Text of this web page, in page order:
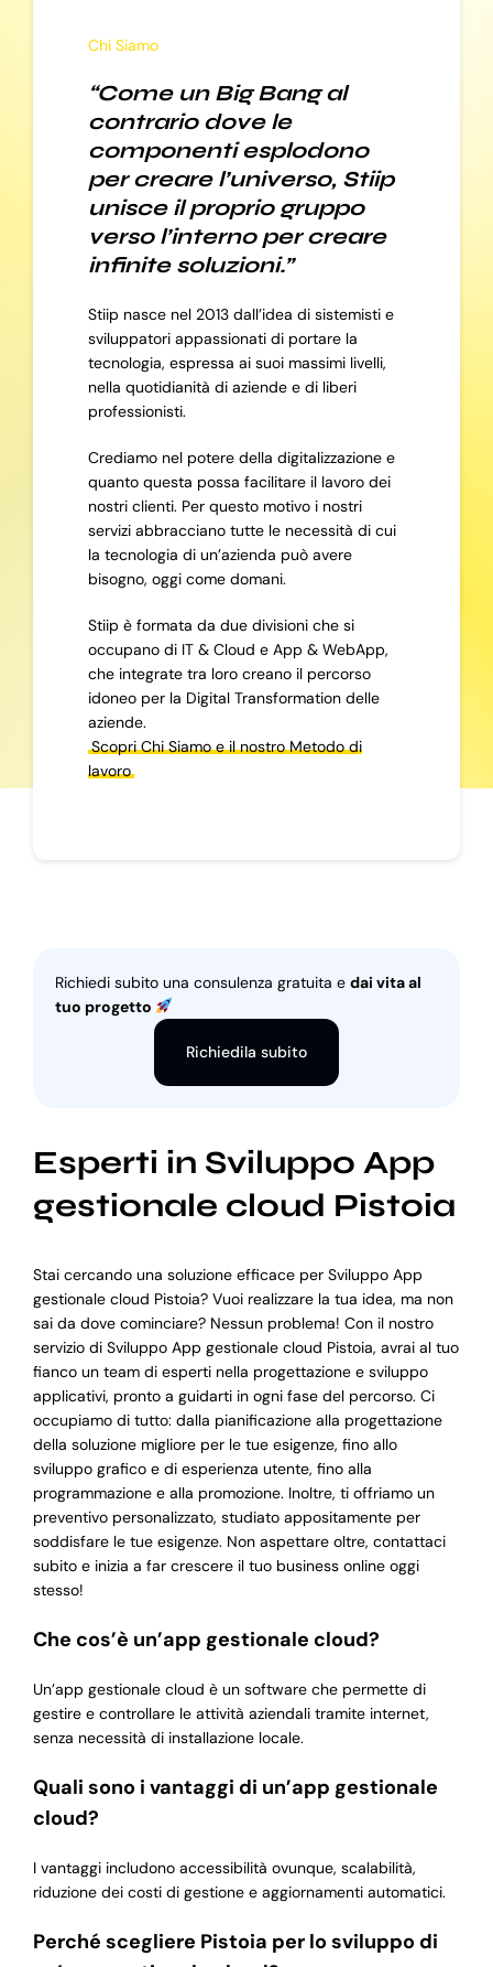
Chi Siamo
“Come un Big Bang al
contrario dove le
componenti esplodono
per creare l’universo, Stiip
unisce il proprio gruppo
verso l’interno per creare
infinite soluzioni.”
Stiip nasce nel 2013 dall’idea di sistemisti e
sviluppatori appassionati di portare la
tecnologia, espressa ai suoi massimi livelli,
nella quotidianità di aziende e di liberi
professionisti.
Crediamo nel potere della digitalizzazione e
quanto questa possa facilitare il lavoro dei
nostri clienti. Per questo motivo i nostri
servizi abbracciano tutte le necessità di cui
la tecnologia di un’azienda può avere
bisogno, oggi come domani.
Stiip è formata da due divisioni che si
occupano di IT & Cloud e App & WebApp,
che integrate tra loro creano il percorso
idoneo per la Digital Transformation delle
aziende.
Scopri Chi Siamo e il nostro Metodo di
lavoro
Richiedi subito una consulenza gratuita e dai vita al
tuo progetto
Richiedila subito
Esperti in Sviluppo App
gestionale cloud Pistoia
Stai cercando una soluzione efficace per Sviluppo App
gestionale cloud Pistoia? Vuoi realizzare la tua idea, ma non
sai da dove cominciare? Nessun problema! Con il nostro
servizio di Sviluppo App gestionale cloud Pistoia, avrai al tuo
fianco un team di esperti nella progettazione e sviluppo
applicativi, pronto a guidarti in ogni fase del percorso. Ci
occupiamo di tutto: dalla pianificazione alla progettazione
della soluzione migliore per le tue esigenze, fino allo
sviluppo grafico e di esperienza utente, fino alla
programmazione e alla promozione. Inoltre, ti offriamo un
preventivo personalizzato, studiato appositamente per
soddisfare le tue esigenze. Non aspettare oltre, contattaci
subito e inizia a far crescere il tuo business online oggi
stesso!
Che cos’è un’app gestionale cloud?
Un’app gestionale cloud è un software che permette di
gestire e controllare le attività aziendali tramite internet,
senza necessità di installazione locale.
Quali sono i vantaggi di un’app gestionale
cloud?
I vantaggi includono accessibilità ovunque, scalabilità,
riduzione dei costi di gestione e aggiornamenti automatici.
Perché scegliere Pistoia per lo sviluppo di